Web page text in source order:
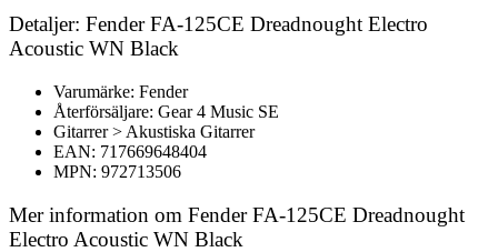
Detaljer: Fender FA-125CE Dreadnought Electro
Acoustic WN Black
Varumärke: Fender
Återförsäljare: Gear 4 Music SE
Gitarrer > Akustiska Gitarrer
EAN: 717669648404
MPN: 972713506
Mer information om Fender FA-125CE Dreadnought
Electro Acoustic WN Black